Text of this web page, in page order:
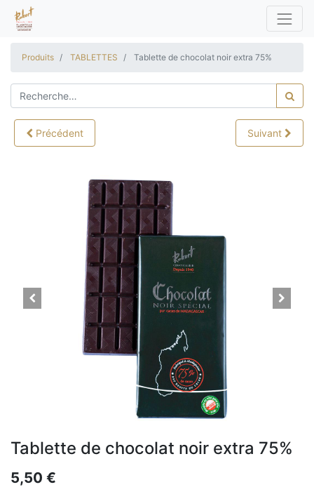
Produits TABLETTES Tablette de chocolat noir extra 75%
Précédent Suivant
Tablette de chocolat noir extra 75%
5,50 €